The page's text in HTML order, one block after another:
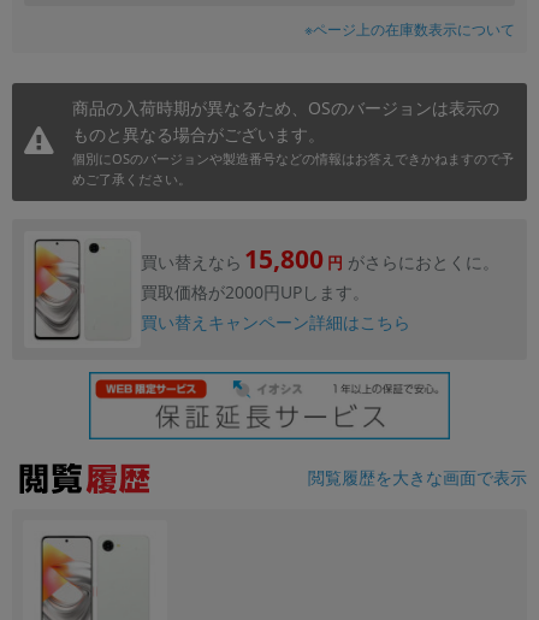
※ページ上の在庫数表示について
商品の入荷時期が異なるため、OSのバージョンは表示の
ものと異なる場合がございます。
個別にOSのバージョンや製造番号などの情報はお答えできかねますので予
めご了承ください。
買い替えなら 15,800 円 がさらにおとくに。
買取価格が2000円UPします。
買い替えキャンペーン詳細はこちら
閲覧履歴を大きな画面で表示